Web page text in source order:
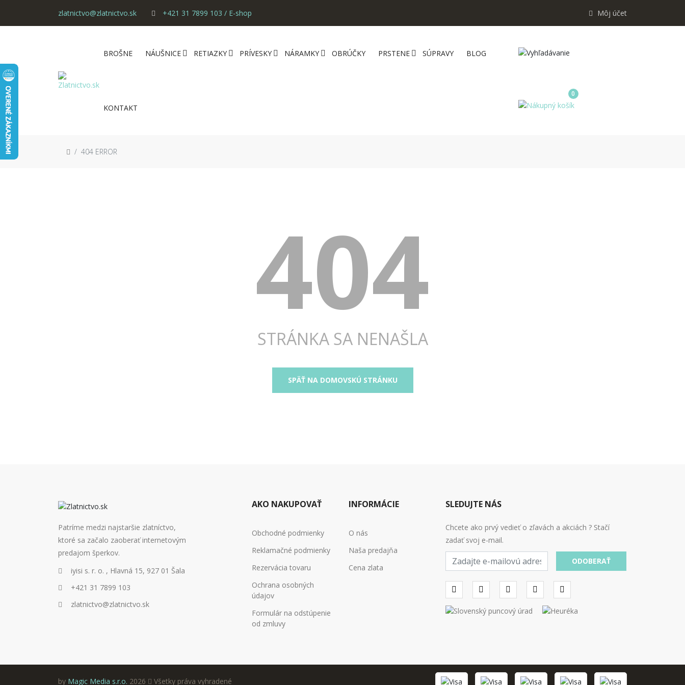
zlatnictvo@zlatnictvo.sk +421 31 7899 103 / E-shop Môj účet
BROŠNE NÁUŠNICE RETIAZKY PRÍVESKY NÁRAMKY OBRÚČKY PRSTENE SÚPRAVY BLOG
KONTAKT
0
404 ERROR
404
STRÁNKA SA NENAŠLA
SPÄŤ NA DOMOVSKÚ STRÁNKU
Patríme medzi najstaršie zlatníctvo,
ktoré sa začalo zaoberať internetovým
predajom šperkov.
iyisi s. r. o. , Hlavná 15, 927 01 Šala
+421 31 7899 103
zlatnictvo@zlatnictvo.sk
AKO NAKUPOVAŤ
Obchodné podmienky
Reklamačné podmienky
Rezervácia tovaru
Ochrana osobných
údajov
Formulár na odstúpenie
od zmluvy
INFORMÁCIE
O nás
Naša predajňa
Cena zlata
SLEDUJTE NÁS
Chcete ako prvý vedieť o zľavách a akciách ? Stačí
zadať svoj e-mail.
mail
ODOBERAŤ
by Magic Media s.r.o. 2026 Všetky práva vyhradené